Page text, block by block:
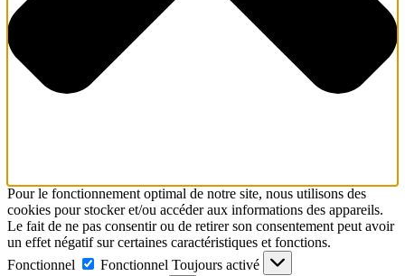
Pour le fonctionnement optimal de notre site, nous utilisons des
cookies pour stocker et/ou accéder aux informations des appareils.
Le fait de ne pas consentir ou de retirer son consentement peut avoir
un effet négatif sur certaines caractéristiques et fonctions.
Fonctionnel
Fonctionnel Toujours activé